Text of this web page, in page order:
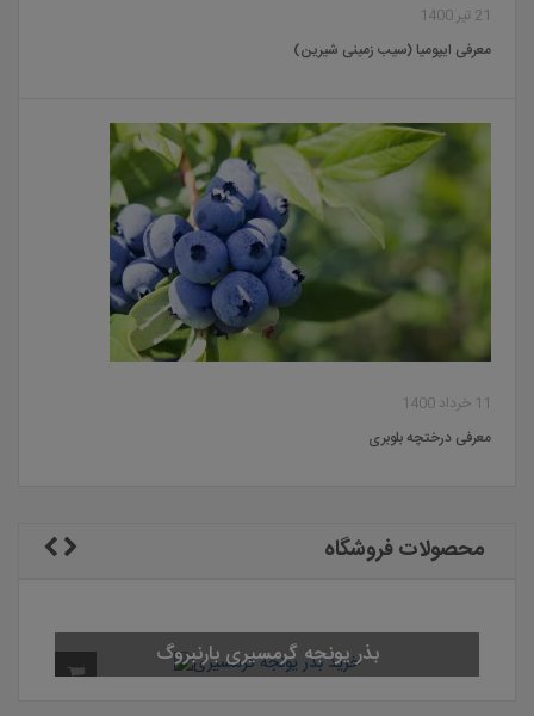
21 تیر 1400
معرفی ایپومیا (سیب زمینی شیرین)
11 خرداد 1400
معرفی درختچه بلوبری
محصولات فروشگاه